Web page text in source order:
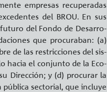
em­pre­sas re­cu­pe­ra­das
del BROU. En sus
fu­tu­ro del Fondo de Desa­rro­
que pro­cu­ra­ban: (a)
de las res­tric­cio­nes del sis­
hacia el con­jun­to de la Eco­
Di­rec­ción; y (d) pro­cu­rar la
pú­bli­ca sec­to­rial, que in­clu­ye